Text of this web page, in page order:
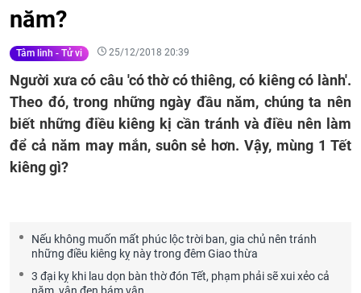
năm?
Tâm linh - Tử vi 25/12/2018 20:39
Người xưa có câu 'có thờ có thiêng, có kiêng có lành'.
Theo đó, trong những ngày đầu năm, chúng ta nên
biết những điều kiêng kị cần tránh và điều nên làm
để cả năm may mắn, suôn sẻ hơn. Vậy, mùng 1 Tết
kiêng gì?
Nếu không muốn mất phúc lộc trời ban, gia chủ nên tránh
những điều kiêng kỵ này trong đêm Giao thừa
3 đại kỵ khi lau dọn bàn thờ đón Tết, phạm phải sẽ xui xẻo cả